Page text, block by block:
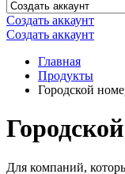
Создать аккаунт
Создать аккаунт
Главная
Продукты
Городской
Для компаний,